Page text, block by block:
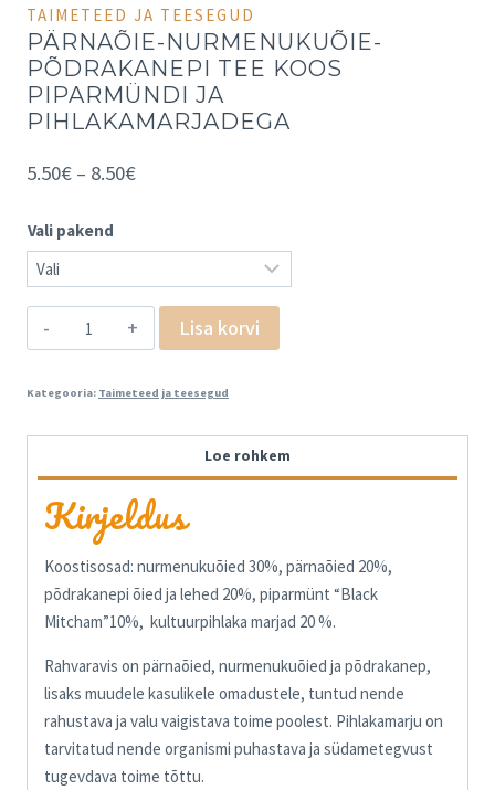
TAIMETEED JA TEESEGUD
PÄRNAÕIE-NURMENUKUÕIE-
PÕDRAKANEPI TEE KOOS
PIPARMÜNDI JA
PIHLAKAMARJADEGA
5.50€ – 8.50€
Vali pakend
Lisa korvi
Kategooria: Taimeteed ja teesegud
Loe rohkem
Kirjeldus
Koostisosad: nurmenukuõied 30%, pärnaõied 20%,
põdrakanepi õied ja lehed 20%, piparmünt “Black
Mitcham”10%, kultuurpihlaka marjad 20 %.
Rahvaravis on pärnaõied, nurmenukuõied ja põdrakanep,
lisaks muudele kasulikele omadustele, tuntud nende
rahustava ja valu vaigistava toime poolest. Pihlakamarju on
tarvitatud nende organismi puhastava ja südametegvust
tugevdava toime tõttu.